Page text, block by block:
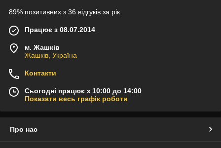
89% позитивних з 36 відгуків за рік
Працює з 08.07.2014
м. Жашків
Жашків, Україна
Контакти
Сьогодні працює з 10:00 до 14:00
Показати весь графік роботи
Про нас